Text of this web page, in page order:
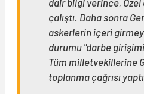
çalıştı. Daha sonra
askerlerin içeri
durumu "darbe
Tüm milletvekillerine
toplanma çağrısı yaptı.